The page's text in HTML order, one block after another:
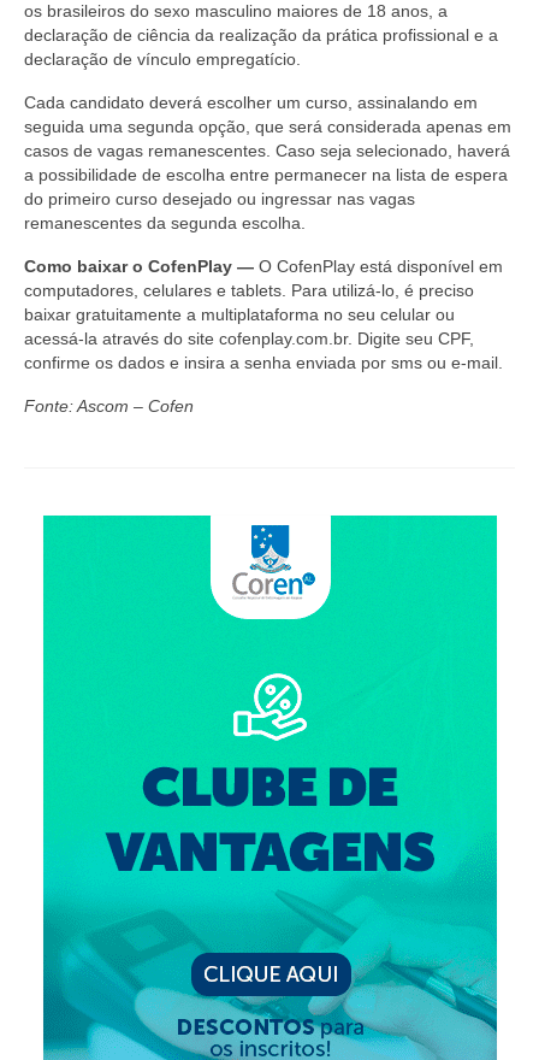
Procedimento para registro
Clube de Vantagens
Valores dos serviços
Reserva de auditório
Notícias
Ouvidoria
Contatos
Fale Conosco
os brasileiros do sexo masculino maiores de 18 anos, a
declaração de ciência da realização da prática profissional e a
declaração de vínculo empregatício.
Cada candidato deverá escolher um curso, assinalando em
seguida uma segunda opção, que será considerada apenas em
casos de vagas remanescentes. Caso seja selecionado, haverá
a possibilidade de escolha entre permanecer na lista de espera
do primeiro curso desejado ou ingressar nas vagas
remanescentes da segunda escolha.
Como baixar o CofenPlay — O CofenPlay está disponível em
computadores, celulares e tablets. Para utilizá-lo, é preciso
baixar gratuitamente a multiplataforma no seu celular ou
acessá-la através do site cofenplay.com.br. Digite seu CPF,
confirme os dados e insira a senha enviada por sms ou e-mail.
Fonte: Ascom – Cofen